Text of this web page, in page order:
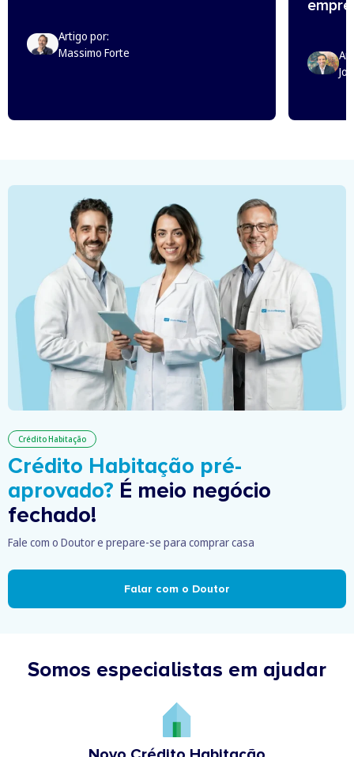
Artigo por:
Massimo Forte
Crédito Habitação
Crédito Habitação pré-
aprovado? É meio negócio
fechado!
Fale com o Doutor e prepare-se para comprar casa
Falar com o Doutor
Somos especialistas em ajudar